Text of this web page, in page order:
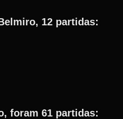
12 partidas:
foram 61 partidas: